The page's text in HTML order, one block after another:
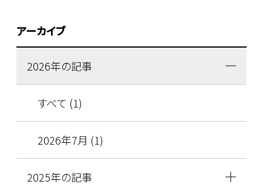
アーカイブ
2026年の記事
すべて (1)
2026年7月 (1)
2025年の記事